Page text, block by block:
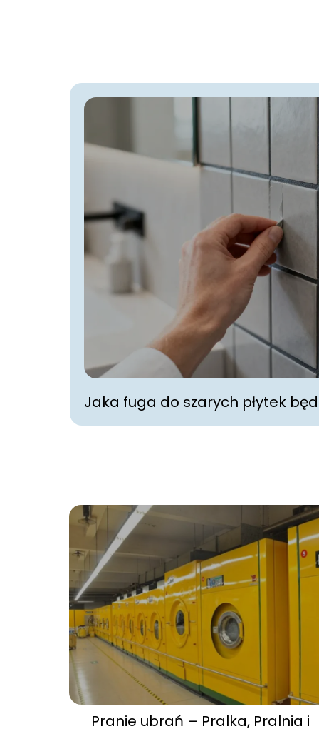
Jaka fuga do szarych płytek
Pranie ubrań – Pralka, Pralnia i